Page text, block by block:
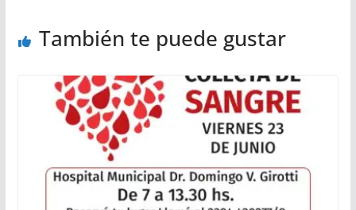
También te puede gustar